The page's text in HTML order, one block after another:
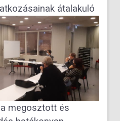
átalakuló
megosztott és